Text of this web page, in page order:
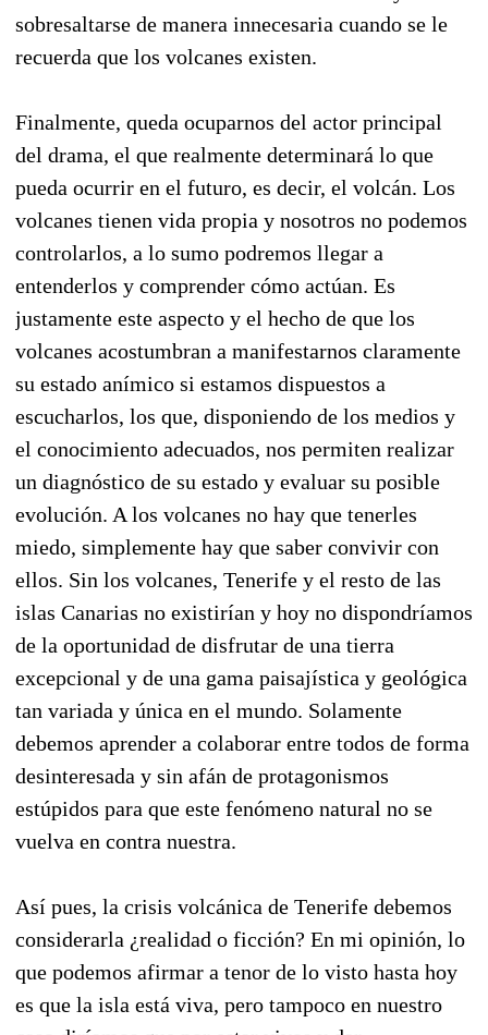
sobresaltarse de manera innecesaria cuando se le
recuerda que los volcanes existen.
Finalmente, queda ocuparnos del actor principal
del drama, el que realmente determinará lo que
pueda ocurrir en el futuro, es decir, el volcán. Los
volcanes tienen vida propia y nosotros no podemos
controlarlos, a lo sumo podremos llegar a
entenderlos y comprender cómo actúan. Es
justamente este aspecto y el hecho de que los
volcanes acostumbran a manifestarnos claramente
su estado anímico si estamos dispuestos a
escucharlos, los que, disponiendo de los medios y
el conocimiento adecuados, nos permiten realizar
un diagnóstico de su estado y evaluar su posible
evolución. A los volcanes no hay que tenerles
miedo, simplemente hay que saber convivir con
ellos. Sin los volcanes, Tenerife y el resto de las
islas Canarias no existirían y hoy no dispondríamos
de la oportunidad de disfrutar de una tierra
excepcional y de una gama paisajística y geológica
tan variada y única en el mundo. Solamente
debemos aprender a colaborar entre todos de forma
desinteresada y sin afán de protagonismos
estúpidos para que este fenómeno natural no se
vuelva en contra nuestra.
Así pues, la crisis volcánica de Tenerife debemos
considerarla ¿realidad o ficción? En mi opinión, lo
que podemos afirmar a tenor de lo visto hasta hoy
es que la isla está viva, pero tampoco en nuestro